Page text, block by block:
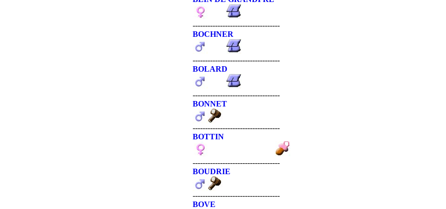
-----------------------------------
BOCHNER
-----------------------------------
BOLARD
-----------------------------------
BONNET
-----------------------------------
BOTTIN
-----------------------------------
BOUDRIE
-----------------------------------
BOVE